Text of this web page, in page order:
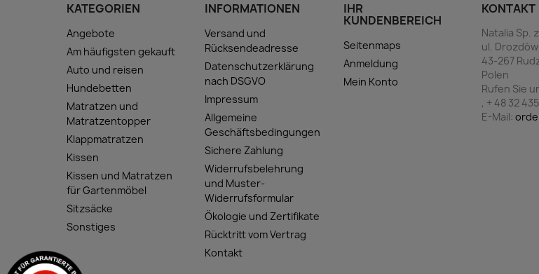
KATEGORIEN
Angebote
Am häufigsten gekauft
Auto und reisen
Hundebetten
Matratzen und
Matratzentopper
Klappmatratzen
Kissen
Kissen und Matratzen
für Gartenmöbel
Sitzsäcke
Sonstiges
INFORMATIONEN
Versand und
Rücksendeadresse
Datenschutzerklärung
nach DSGVO
Impressum
Allgemeine
Geschäftsbedingungen
Sichere Zahlung
Widerrufsbelehrung
und Muster-
Widerrufsformular
Ökologie und Zertifikate
Rücktritt vom Vertrag
Kontakt
IHR
KUNDENBEREICH
Seitenmaps
Anmeldung
Mein Konto
KONTAKT
Natalia Sp.
ul. Drozdów
43-267
Polen
Rufen Sie
, + 48 32
E-Mail: